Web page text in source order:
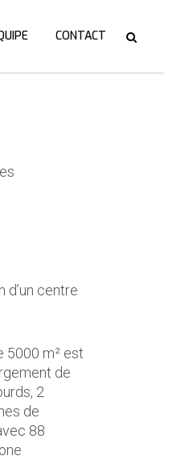
CONTACT
d’un centre
5000 m² est
de
2
de
88